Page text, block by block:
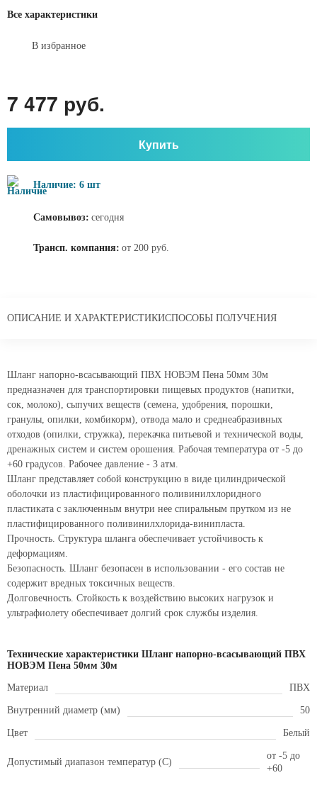
Все характеристики
В избранное
7 477 руб.
Купить
Наличие: 6 шт
Самовывоз: сегодня
Трансп. компания: от 200 руб.
ОПИСАНИЕ И ХАРАКТЕРИСТИКИСПОСОБЫ ПОЛУЧЕНИЯ
Шланг напорно-всасывающий ПВХ НОВЭМ Пена 50мм 30м
предназначен для транспортировки пищевых продуктов (напитки,
сок, молоко), сыпучих веществ (семена, удобрения, порошки,
гранулы, опилки, комбикорм), отвода мало и среднеабразивных
отходов (опилки, стружка), перекачка питьевой и технической воды,
дренажных систем и систем орошения. Рабочая температура от -5 до
+60 градусов. Рабочее давление - 3 атм.
Шланг представляет собой конструкцию в виде цилиндрической
оболочки из пластифицированного поливинилхлоридного
пластиката с заключенным внутри нее спиральным прутком из не
пластифицированного поливинилхлорида-винипласта.
Прочность. Структура шланга обеспечивает устойчивость к
деформациям.
Безопасность. Шланг безопасен в использовании - его состав не
содержит вредных токсичных веществ.
Долговечность. Стойкость к воздействию высоких нагрузок и
ультрафиолету обеспечивает долгий срок службы изделия.
Технические характеристики Шланг напорно-всасывающий ПВХ
НОВЭМ Пена 50мм 30м
Материал ПВХ
Внутренний диаметр (мм) 50
Цвет Белый
Допустимый диапазон температур (С)
от -5 до
+60